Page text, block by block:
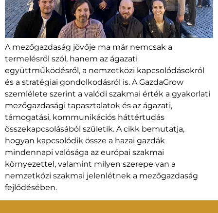
A mezőgazdaság jövője ma már nemcsak a
termelésről szól, hanem az ágazati
együttműködésről, a nemzetközi kapcsolódásokról
és a stratégiai gondolkodásról is. A GazdaGrow
szemlélete szerint a valódi szakmai érték a gyakorlati
mezőgazdasági tapasztalatok és az ágazati,
támogatási, kommunikációs háttértudás
összekapcsolásából születik. A cikk bemutatja,
hogyan kapcsolódik össze a hazai gazdák
mindennapi valósága az európai szakmai
környezettel, valamint milyen szerepe van a
nemzetközi szakmai jelenlétnek a mezőgazdaság
fejlődésében.